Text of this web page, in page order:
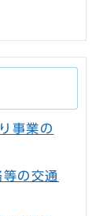
事業の
の交通